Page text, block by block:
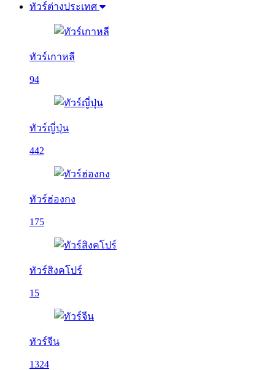
ทัวร์ต่างประเทศ
ทัวร์เกาหลี
94
ทัวร์ญี่ปุ่น
442
ทัวร์ฮ่องกง
175
ทัวร์สิงคโปร์
15
ทัวร์จีน
1324